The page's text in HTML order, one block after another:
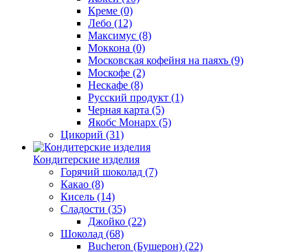
Креме (0)
Лебо (12)
Максимус (8)
Моккона (0)
Московская кофейня на паяхъ (9)
Москофе (2)
Нескафе (8)
Русский продукт (1)
Черная карта (5)
Якобс Монарх (5)
Цикорий (31)
Кондитерские изделия
Горячий шоколад (7)
Какао (8)
Кисель (14)
Сладости (35)
Джойко (22)
Шоколад (68)
Bucheron (Бушерон) (22)